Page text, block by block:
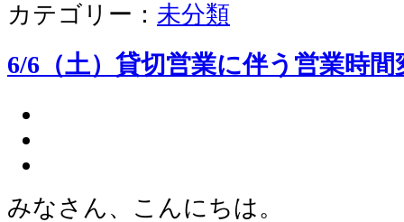
カテゴリー： 未分類
6/6（土）貸切営業に伴う営業時
みなさん、こんにちは。